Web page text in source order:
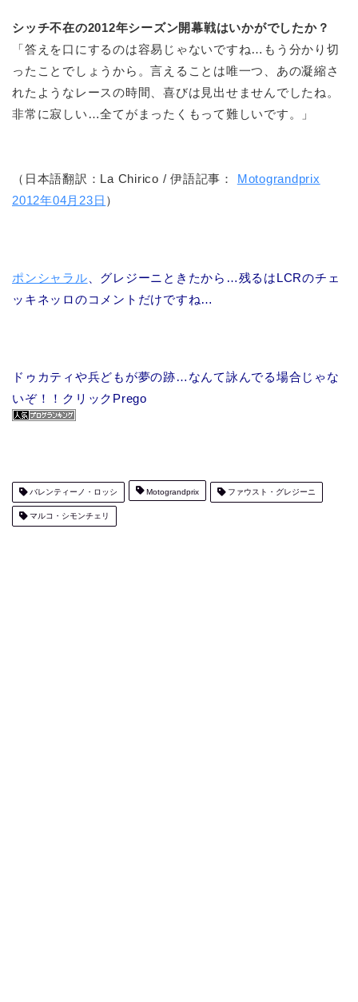
シッチ不在の2012年シーズン開幕戦はいかがでしたか？
「答えを口にするのは容易じゃないですね…もう分かり切
ったことでしょうから。言えることは唯一つ、あの凝縮さ
れたようなレースの時間、喜びは見出せませんでしたね。
非常に寂しい…全てがまったくもって難しいです。」
（日本語翻訳：La Chirico / 伊語記事： Motograndprix
2012年04月23日 ）
ポンシャラル 、グレジーニときたから…残るはLCRのチェ
ッキネッロのコメントだけですね…
ドゥカティや兵どもが夢の跡…なんて詠んでる場合じゃな
いぞ！！クリックPrego
バレンティーノ・ロッシ Motograndprix ファウスト・グレジーニ
マルコ・シモンチェリ